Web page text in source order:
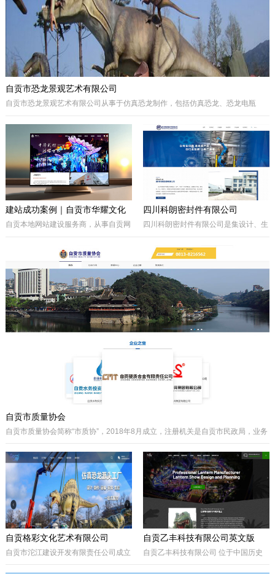
仿真恐龙、仿真动植物、化石制作和演
绎程控机器人研发生产。
自贡市恐龙景观艺术有限公司
自贡市恐龙景观艺术有限公司从事于仿真恐龙制作，包括仿真恐龙、恐龙电瓶
建站成功案例｜自贡市华耀文化
艺术有限公司官网定制开发项目
自贡本地网站建设服务商，从事自贡网
发，本次完成自贡市华耀文化艺术有限
公司官网定制搭建，包含品牌展示、案
例展示、在线询盘功能，搭配全套基础
SEO优化。
四川科朗密封件有限公司
四川科朗密封件有限公司是集设计、生
于电力、氧化铝、矿山、石油石化、钢
铁等行业所需的机械密封件及其配件、
密封件的生产制造；因公司业务发展需
要，成立的四川科朗环保设备有限公司
主要经营泵阀及其配件、硬质合金制品
类产品、耐磨材料类配件，承接用户非
标件设计和定制。
自贡市质量协会
自贡市质量协会简称“市质协”，2018年8月成立，注册机关是自贡市民政局，业务
协会之一，历届会长由主管经济工作的副市长担任，是自贡市市场监督管理局领
导下的全市性质量组织，是我市传播国内外先进质量管理方法、助推质量事业发
展的中坚力量。是联系广大企业和质量工作者的纽带。
自贡乙丰科技有限公司英文版
自贡乙丰科技有限公司 位于中国历史
自贡格彩文化艺术有限公司
自贡市沱江建设开发有限责任公司成立